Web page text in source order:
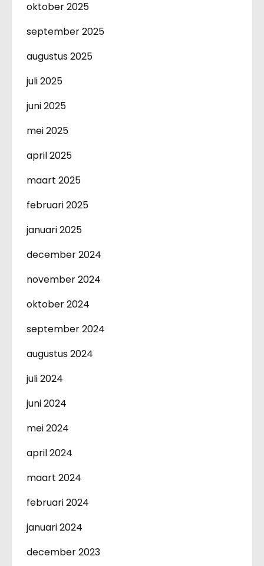
oktober 2025
september 2025
augustus 2025
juli 2025
juni 2025
mei 2025
april 2025
maart 2025
februari 2025
januari 2025
december 2024
november 2024
oktober 2024
september 2024
augustus 2024
juli 2024
juni 2024
mei 2024
april 2024
maart 2024
februari 2024
januari 2024
december 2023